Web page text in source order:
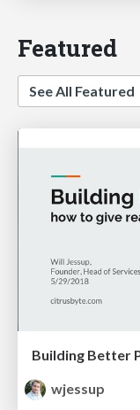
Featured
See All Featured
wjessup